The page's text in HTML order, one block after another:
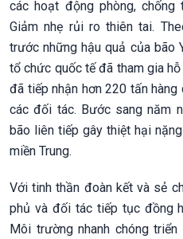
các hoạt động phòng,
Giảm nhẹ rủi ro thiên tai.
trước những hậu quả của bão
tổ chức quốc tế đã tham gia
đã tiếp nhận hơn 220 tấn
các đối tác. Bước sang năm
bão liên tiếp gây thiệt hại
miền Trung.
Với tinh thần đoàn kết và sẻ
phủ và đối tác tiếp tục đồng
Môi trường nhanh chóng